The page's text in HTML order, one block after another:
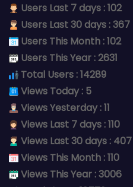
Users Last 7 days : 102
Users Last 30 days : 367
Users This Month : 102
Users This Year : 2631
Total Users : 14289
Views Today : 5
Views Yesterday : 11
Views Last 7 days : 110
Views Last 30 days : 407
Views This Month : 110
Views This Year : 3006